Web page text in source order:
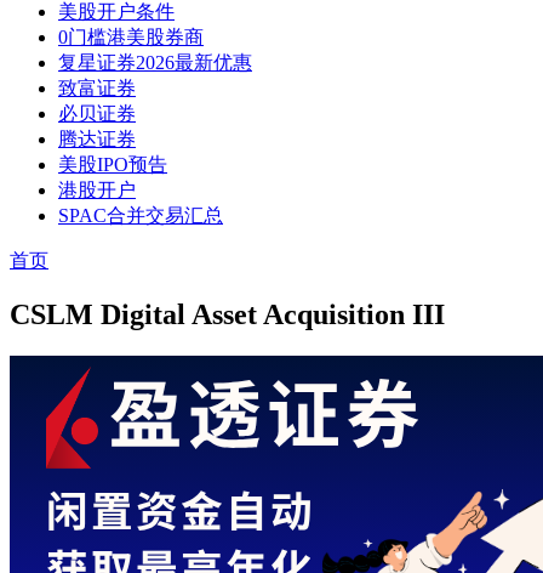
美股开户条件
0门槛港美股券商
复星证券2026最新优惠
致富证券
必贝证券
腾达证券
美股IPO预告
港股开户
SPAC合并交易汇总
首页
CSLM Digital Asset Acquisition III